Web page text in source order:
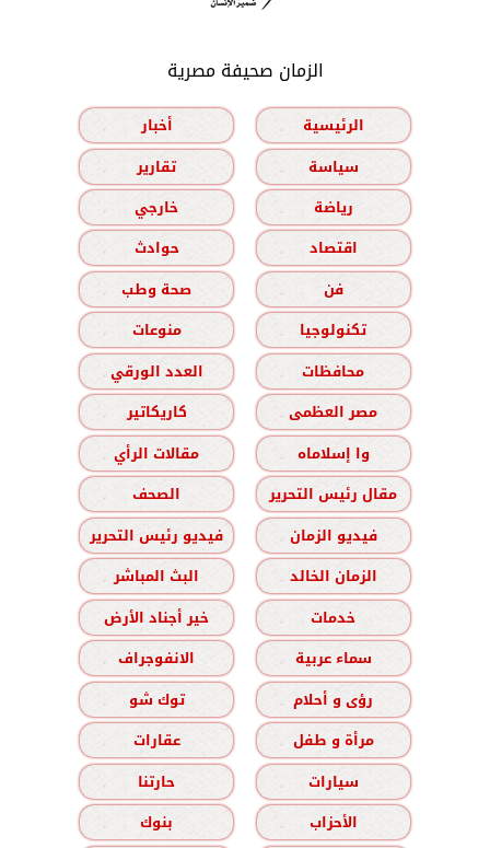
الزمان صحيفة مصرية
الرئيسية
أخبار
سياسة
تقارير
رياضة
خارجي
اقتصاد
حوادث
فن
صحة وطب
تكنولوجيا
منوعات
محافظات
العدد الورقي
مصر العظمى
كاريكاتير
وا إسلاماه
مقالات الرأي
مقال رئيس التحرير
الصحف
فيديو الزمان
فيديو رئيس التحرير
الزمان الخالد
البث المباشر
خدمات
خير أجناد الأرض
سماء عربية
الانفوجراف
رؤى و أحلام
توك شو
مرأة و طفل
عقارات
سيارات
حارتنا
الأحزاب
بنوك